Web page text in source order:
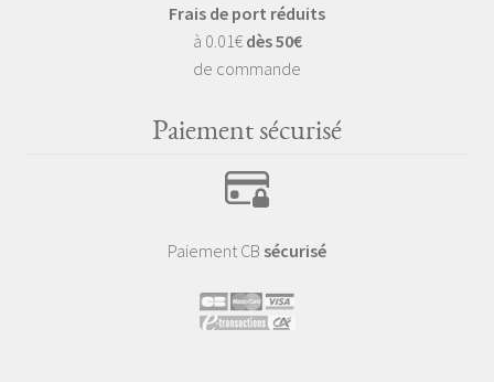
Frais de port réduits
à 0.01€ dès 50€
de commande
Paiement sécurisé
Paiement CB sécurisé